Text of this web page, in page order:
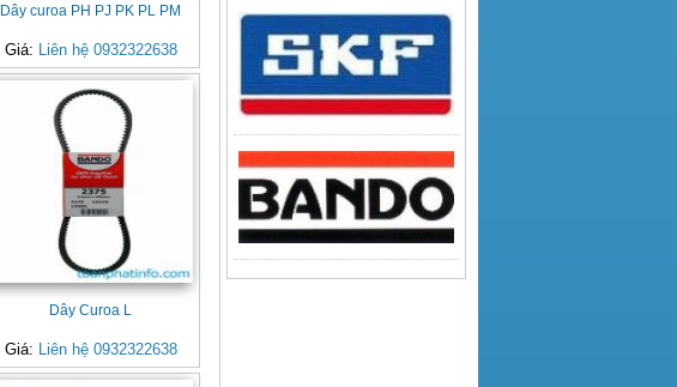
Dây curoa PH PJ PK PL PM
Giá: Liên hệ 0932322638
Dây Curoa L
Giá: Liên hệ 0932322638